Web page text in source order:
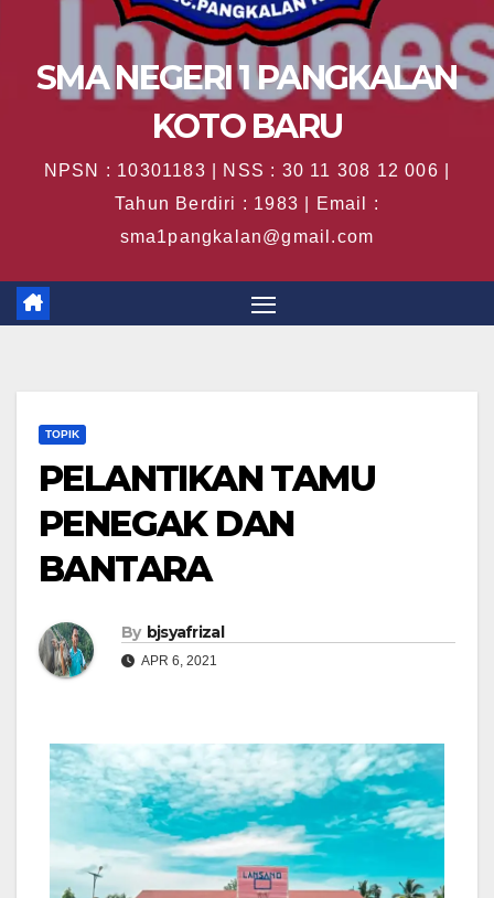
SMA NEGERI 1 PANGKALAN
KOTO BARU
NPSN : 10301183 | NSS : 30 11 308 12 006 |
Tahun Berdiri : 1983 | Email :
sma1pangkalan@gmail.com
TOPIK
PELANTIKAN TAMU
PENEGAK DAN
BANTARA
By bjsyafrizal
APR 6, 2021